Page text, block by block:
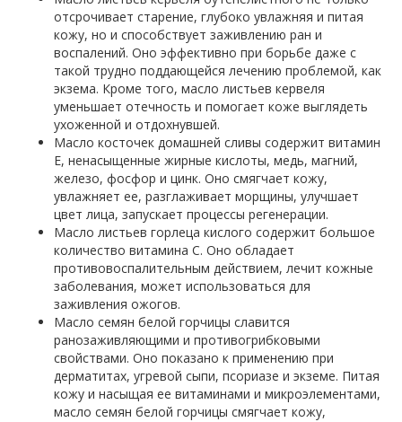
отсрочивает старение, глубоко увлажняя и питая
кожу, но и способствует заживлению ран и
воспалений. Оно эффективно при борьбе даже с
такой трудно поддающейся лечению проблемой, как
экзема. Кроме того, масло листьев кервеля
уменьшает отечность и помогает коже выглядеть
ухоженной и отдохнувшей.
Масло косточек домашней сливы содержит витамин
E, ненасыщенные жирные кислоты, медь, магний,
железо, фосфор и цинк. Оно смягчает кожу,
увлажняет ее, разглаживает морщины, улучшает
цвет лица, запускает процессы регенерации.
Масло листьев горлеца кислого содержит большое
количество витамина С. Оно обладает
противовоспалительным действием, лечит кожные
заболевания, может использоваться для
заживления ожогов.
Масло семян белой горчицы славится
ранозаживляющими и противогрибковыми
свойствами. Оно показано к применению при
дерматитах, угревой сыпи, псориазе и экземе. Питая
кожу и насыщая ее витаминами и микроэлементами,
масло семян белой горчицы смягчает кожу,